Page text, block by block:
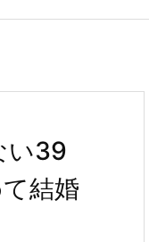
い39
結婚